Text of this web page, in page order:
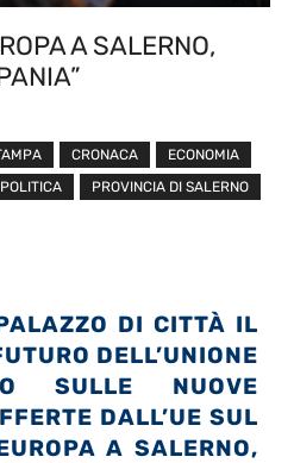
A SALERNO,
CRONACA
ECONOMIA
POLITICA
PROVINCIA DI SALERNO
DI CITTÀ IL
DELL’UNIONE
SULLE NUOVE
DALL’UE SUL
A SALERNO,